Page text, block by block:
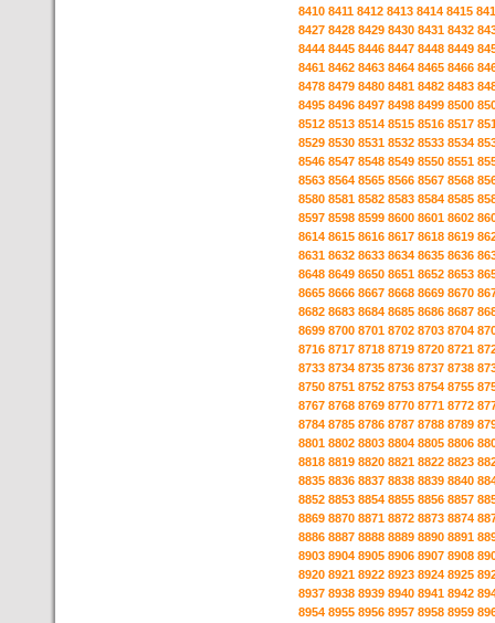
8410 8411 8412 8413 8414 8415
8427 8428 8429 8430 8431 8432
8444 8445 8446 8447 8448 8449
8461 8462 8463 8464 8465 8466
8478 8479 8480 8481 8482 8483
8495 8496 8497 8498 8499 8500
8512 8513 8514 8515 8516 8517
8529 8530 8531 8532 8533 8534
8546 8547 8548 8549 8550 8551
8563 8564 8565 8566 8567 8568
8580 8581 8582 8583 8584 8585
8597 8598 8599 8600 8601 8602
8614 8615 8616 8617 8618 8619
8631 8632 8633 8634 8635 8636
8648 8649 8650 8651 8652 8653
8665 8666 8667 8668 8669 8670
8682 8683 8684 8685 8686 8687
8699 8700 8701 8702 8703 8704
8716 8717 8718 8719 8720 8721
8733 8734 8735 8736 8737 8738
8750 8751 8752 8753 8754 8755
8767 8768 8769 8770 8771 8772
8784 8785 8786 8787 8788 8789
8801 8802 8803 8804 8805 8806
8818 8819 8820 8821 8822 8823
8835 8836 8837 8838 8839 8840
8852 8853 8854 8855 8856 8857
8869 8870 8871 8872 8873 8874
8886 8887 8888 8889 8890 8891
8903 8904 8905 8906 8907 8908
8920 8921 8922 8923 8924 8925
8937 8938 8939 8940 8941 8942
8954 8955 8956 8957 8958 8959